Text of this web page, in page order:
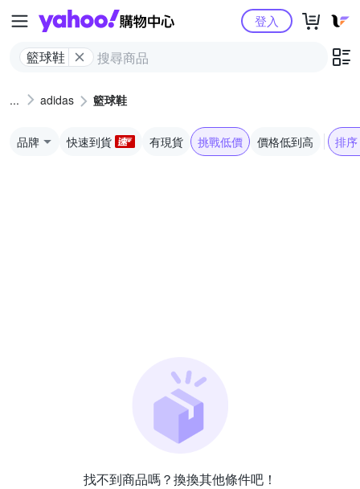
Yahoo購物中心
籃球鞋
登入
adidas 籃球鞋
品牌 快速到貨 有現貨 挑戰低價 價格低到高 排序
找不到商品嗎？換換其他條件吧！